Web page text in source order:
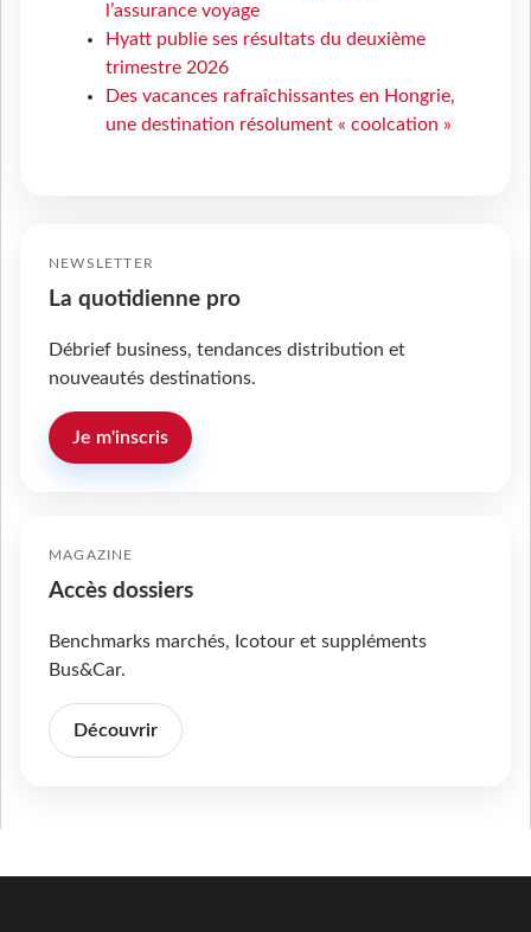
l’assurance voyage
Hyatt publie ses résultats du deuxième
trimestre 2026
Des vacances rafraîchissantes en Hongrie,
une destination résolument « coolcation »
NEWSLETTER
La quotidienne pro
Débrief business, tendances distribution et
nouveautés destinations.
Je m'inscris
MAGAZINE
Accès dossiers
Benchmarks marchés, Icotour et suppléments
Bus&Car.
Découvrir